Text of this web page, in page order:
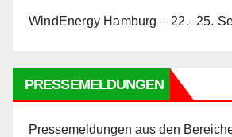
WindEnergy Hamburg – 22.–25.
PRESSEMELDUNGEN
Pressemeldungen aus den